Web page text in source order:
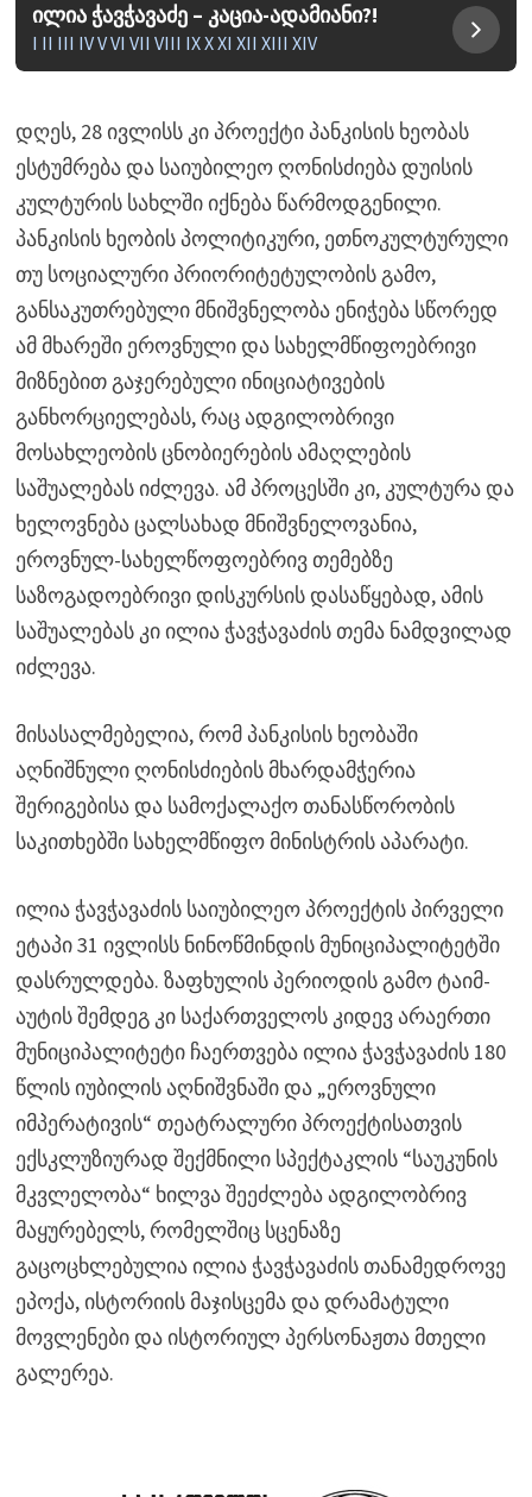
ილია ჭავჭავაძე – კაცია-ადამიანი?!
I II III IV V VI VII VIII IX X XI XII XIII XIV
დღეს, 28 ივლისს კი პროექტი პანკისის ხეობას
ესტუმრება და საიუბილეო ღონისძიება დუისის
კულტურის სახლში იქნება წარმოდგენილი.
პანკისის ხეობის პოლიტიკური, ეთნოკულტურული
თუ სოციალური პრიორიტეტულობის გამო,
განსაკუთრებული მნიშვნელობა ენიჭება სწორედ
ამ მხარეში ეროვნული და სახელმწიფოებრივი
მიზნებით გაჯერებული ინიციატივების
განხორციელებას, რაც ადგილობრივი
მოსახლეობის ცნობიერების ამაღლების
საშუალებას იძლევა. ამ პროცესში კი, კულტურა და
ხელოვნება ცალსახად მნიშვნელოვანია,
ეროვნულ-სახელწოფოებრივ თემებზე
საზოგადოებრივი დისკურსის დასაწყებად, ამის
საშუალებას კი ილია ჭავჭავაძის თემა ნამდვილად
იძლევა.
მისასალმებელია, რომ პანკისის ხეობაში
აღნიშნული ღონისძიების მხარდამჭერია
შერიგებისა და სამოქალაქო თანასწორობის
საკითხებში სახელმწიფო მინისტრის აპარატი.
ილია ჭავჭავაძის საიუბილეო პროექტის პირველი
ეტაპი 31 ივლისს ნინოწმინდის მუნიციპალიტეტში
დასრულდება. ზაფხულის პერიოდის გამო ტაიმ-
აუტის შემდეგ კი საქართველოს კიდევ არაერთი
მუნიციპალიტეტი ჩაერთვება ილია ჭავჭავაძის 180
წლის იუბილის აღნიშვნაში და „ეროვნული
იმპერატივის“ თეატრალური პროექტისათვის
ექსკლუზიურად შექმნილი სპექტაკლის “საუკუნის
მკვლელობა“ ხილვა შეეძლება ადგილობრივ
მაყურებელს, რომელშიც სცენაზე
გაცოცხლებულია ილია ჭავჭავაძის თანამედროვე
ეპოქა, ისტორიის მაჯისცემა და დრამატული
მოვლენები და ისტორიულ პერსონაჟთა მთელი
გალერეა.